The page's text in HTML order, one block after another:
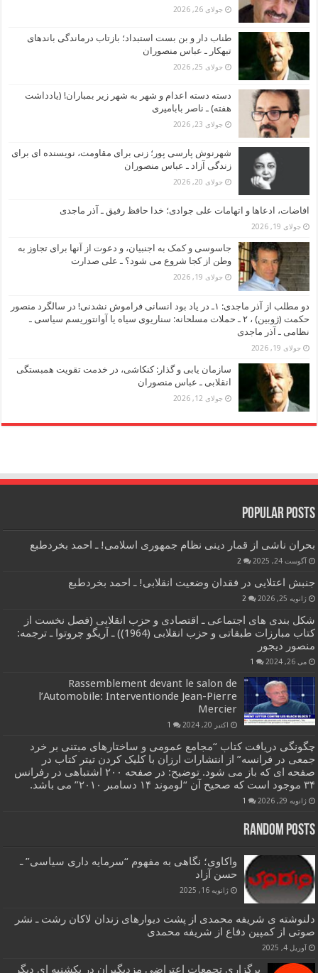
جولای 26, 2026
طناب دار و بن بست استبداد؛ بازتاب درماندگی باندهای
تبهکار ـ عباس منصوران
جولای 25, 2026
دسته دسته اعدام و شهر به شهر زیر بمباران! (یادداشت
هفته) ـ ناصر بابامیری
جولای 23, 2026
شهرنوش پارسی پور؛ زنی برای مقاومت، نویسنده ای برای
زندگی آزاد ـ عباس منصوران
جولای 20, 2026
افاضات، ادعاها و اتهامات علی جوادی؛ خدا حافظ رفیق ـ آذر ماجدی
جولای 19, 2026
جاسوسی و کمک به اجنبیان، و دعوت از آنها برای تجاوز به
وطن از کجا شروع می شود؟ ـ علی صدارت
جولای 19, 2026
دو مطلب از آذر ماجدی: ۱ـ در یاد بود انسانی فراموش نشدنی! در سالگرد منصور
حکمت (ژوبین) ، ۲ ـ حملات مسلحانه: سناریوی سیاه یا آوانتوریسم سیاسی ـ
نظامی ـ آذر ماجدی
جولای 19, 2026
سازمان یابی و گذار: کنکاشی، در خدمت تقویت همبستگی
انقلابی ـ عباس منصوران
جولای 12, 2026
Popular Posts
بحران ناشی از قمار دینی نظام جمهوری اسلامی! ـ احمد بخردطبع
آگوست 24, 2025 2
جنبش اعتلایی در فقدان وضعیت انقلابی! ـ احمد بخردطبع
ژانویه 25, 2026 2
شکل بندی های اجتماعی ـ اقتصادی و حزب انقلابی (فصل نخست از
کتاب مبارزات طبقاتی و حزب انقلابی (1964)) ـ آریگو چروتوا ـ ترجمه:
منصور دیجور
می 26, 2024 1
Rassemblement devant le salon de
l’Automobile: Interventionde Jean-Pierre
Mercier
اکتبر 20, 2024 1
چگونگی دریافت کتاب “مجامع عمومی و ساختارهای مبتنی بر خرد
جمعی در فرانسه” از انتشارات ارزان با کلیک کردن تیتر کتاب در
صفحه ای که باز می شود. توضیح: در صفحه ۲۰۰ اشتباهی در رفرانس
۳۴ موجود است که صحیح آن “لوموند ۱۴ دسامبر ۲۰۱۰” می باشد.
ژانویه 29, 2026 1
Random Posts
واکاوی؛ نگاهی به مفهوم “سرمایه داری سیاسی” ـ
حسن آزاد
ژانویه 16, 2025
دلنوشته ی شریفه محمدی از پشت دیوارهای زندان لاکان رشت ـ نشر
صوتی از کمپین دفاع از شریفه محمدی
آوریل 4, 2025
برگزاری تجمعات اعتراضی مزدبگیران در یکشنبه ای دیگر